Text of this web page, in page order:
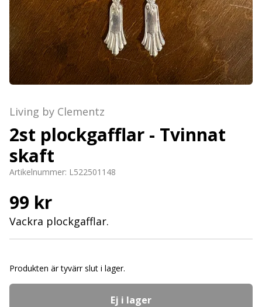
Living by Clementz
2st plockgafflar - Tvinnat
skaft
Artikelnummer: L522501148
99 kr
Vackra plockgafflar.
Produkten är tyvärr slut i lager.
Ej i lager